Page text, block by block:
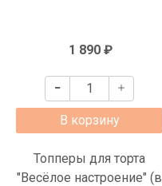
1 890 ₽
В корзину
Топперы для торта
"Весёлое настроение" (в